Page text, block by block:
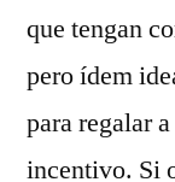
que tengan
pero ídem
para regalar
incentivo. Si